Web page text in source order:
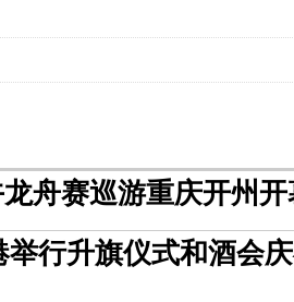
舟赛巡游重庆开州开
举行升旗仪式和酒会